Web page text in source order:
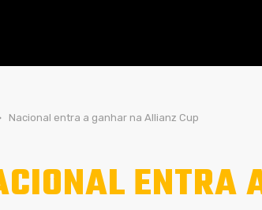
Nacional entra a ganhar na Allianz Cup
ENTRA